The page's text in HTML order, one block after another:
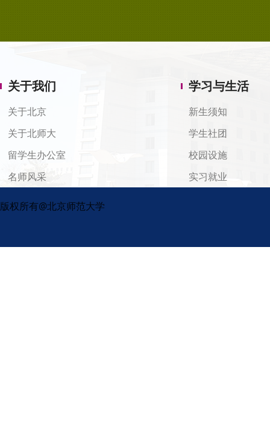
关于我们
关于北京
关于北师大
留学生办公室
名师风采
学习与生活
新生须知
学生社团
校园设施
实习就业
版权所有@北京师范大学